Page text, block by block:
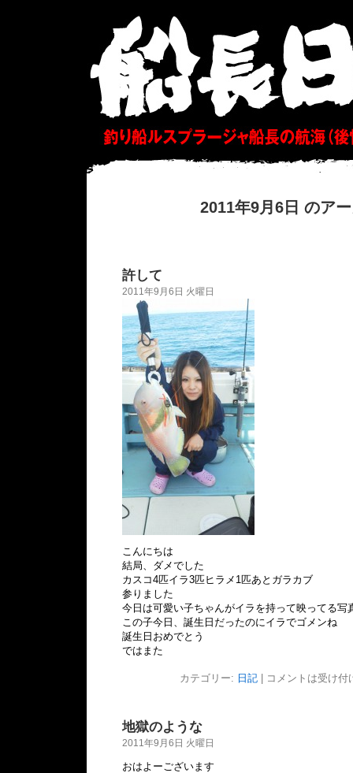
2011年9月6日 のア
許して
2011年9月6日 火曜日
こんにちは
結局、ダメでした
カスコ4匹イラ3匹ヒラメ1匹あとガラカブ
参りました
今日は可愛い子ちゃんがイラを持って映ってる写
この子今日、誕生日だったのにイラでゴメンね
誕生日おめでとう
ではまた
カテゴリー: 日記| コメントは受け付
地獄のような
2011年9月6日 火曜日
おはよーございます